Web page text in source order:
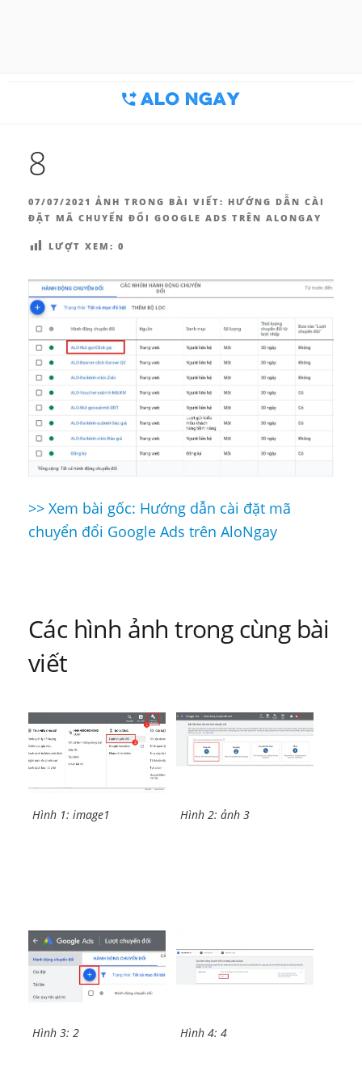
8
ĐĂNG
TRONG
07/07/2021 ẢNH TRONG BÀI VIẾT: HƯỚNG DẪN CÀI
ĐẶT MÃ CHUYỂN ĐỔI GOOGLE ADS TRÊN ALONGAY
LƯỢT XEM: 0
Điều
hướng
viết
>> Xem bài gốc: Hướng dẫn cài đặt mã
chuyển đổi Google Ads trên AloNgay
Các hình ảnh trong cùng bài
viết
Hình 1: image1 Hình 2: ảnh 3
Hình 3: 2 Hình 4: 4